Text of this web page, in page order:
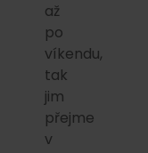
až
po
víkendu,
tak
jim
přejme
v